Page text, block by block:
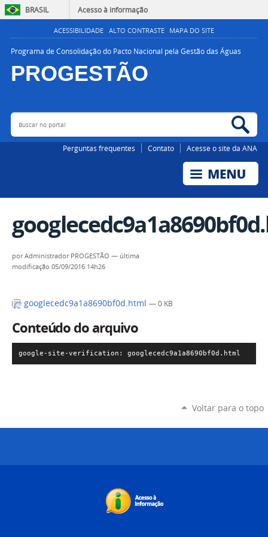
BRASIL Acesso à informação
ACESSIBILIDADE ALTO CONTRASTE MAPA DO SITE
Programa de Consolidação do Pacto Nacional pela Gestão das Águas
PROGESTÃO
AGÊNCIA NACIONAL DE ÁGUAS E SANEAMENTO BÁSICO
Buscar no portal
Perguntas frequentes Contato Acesse o site da ANA
porAdministrador PROGESTÃO — última
modificação 05/09/2016 14h26
googlecedc9a1a8690bf0d.html — 0 KB
Conteúdo do arquivo
google-site-verification: googlecedc9a1a8690bf0d.html
Voltar para o topo